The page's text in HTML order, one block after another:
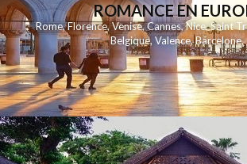
ROMANCE EN
Rome,Florence,Venise,Cannes,Nice,Saint
Belgique,Valence,Barcelone,